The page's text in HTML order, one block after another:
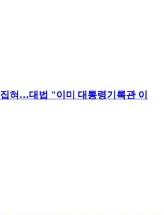
혀…대법 "이미 대통령기록관 이